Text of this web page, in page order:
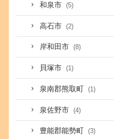
和泉市 (5)
高石市 (2)
岸和田市 (8)
貝塚市 (1)
泉南郡熊取町 (1)
泉佐野市 (4)
豊能郡能勢町 (3)